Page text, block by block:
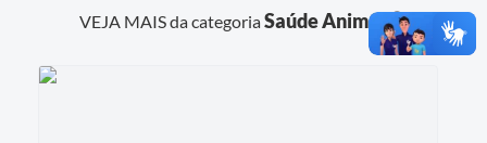
VEJA MAIS da categoriaSaúde Animal